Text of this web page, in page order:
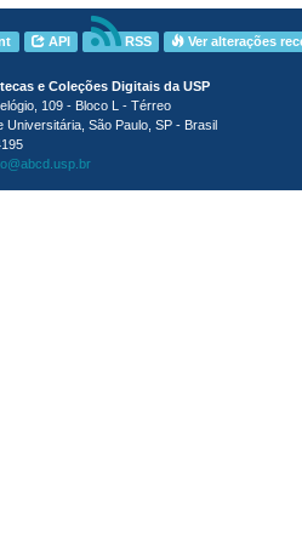
API RSS Ver alterações
e Coleções Digitais da USP
109 - Bloco L - Térreo
Universitária, São Paulo, SP - Brasil